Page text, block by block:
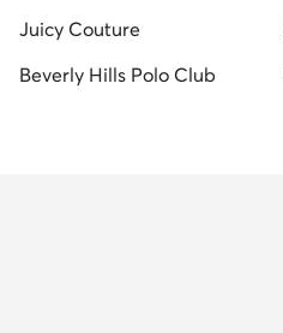
Juicy Couture
Beverly Hills Polo Club